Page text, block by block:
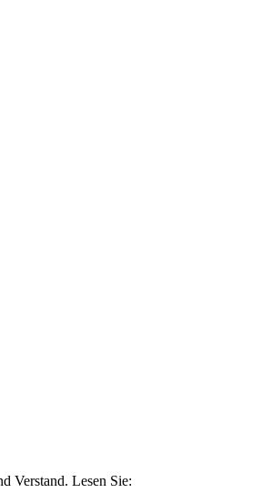
Verstand. Lesen Sie: